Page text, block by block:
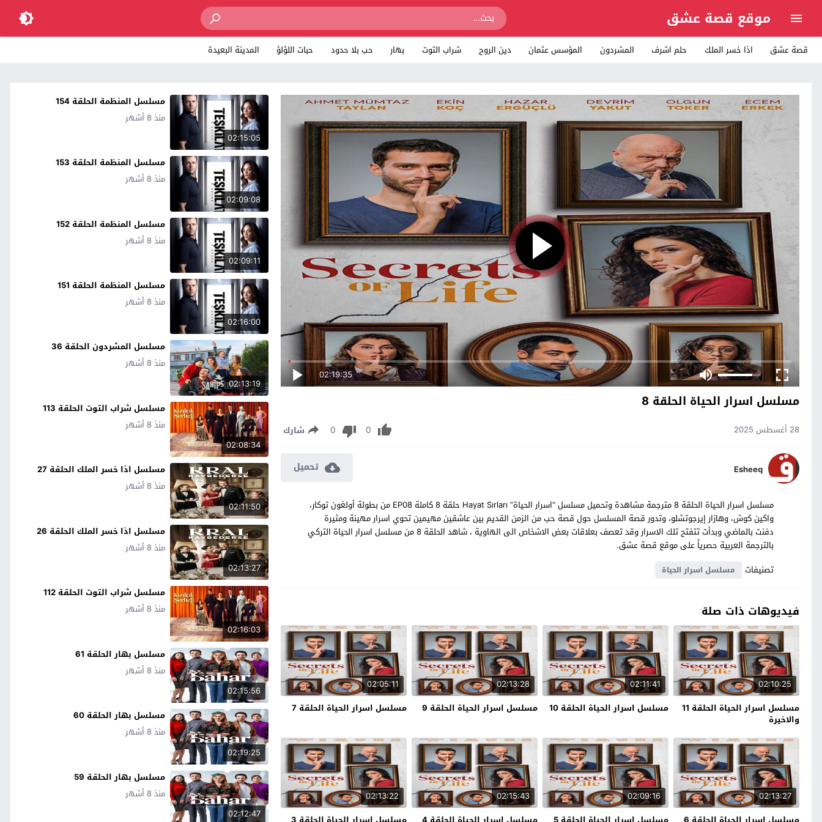
موقع قصة عشق
قصة عشق اذا خسر الملك حلم اشرف المشردون المؤسس عثمان دين الروح شراب التوت بهار حب بلا حدود حبات اللؤلؤ المدينة البعيدة
02:19:35
مسلسل اسرار الحياة الحلقة 8
28 أغسطس 2025 0
0 شارك
Esheeq تحميل
مسلسل اسرار الحياة الحلقة 8 مترجمة مشاهدة وتحميل مسلسل “اسرار الحياة” Hayat Sırları حلقة 8 كاملة EP08 من بطولة أولغون توكار،
واكين كوش، وهازار إيرجوتشلو، وتدور قصة المسلسل حول قصة حب من الزمن القديم بين عاشقين مهيمين تحوي اسرار مهينة ومثيرة
دفنت بالماضي وبدأت تتفتح تلك الاسرار وقد تعصف بعلاقات بعض الاشخاص الى الهاوية ، شاهد الحلقة 8 من مسلسل اسرار الحياة التركي
بالترجمة العربية حصرياً على موقع قصة عشق.
تصنيفات
مسلسل اسرار الحياة
فيديوهات ذات صلة
02:10:25
مسلسل اسرار الحياة الحلقة 11
والاخيرة
02:11:41
مسلسل اسرار الحياة الحلقة 10
02:13:28
مسلسل اسرار الحياة الحلقة 9
02:05:11
مسلسل اسرار الحياة الحلقة 7
02:13:27
02:09:16
02:15:43
02:13:22
02:15:05
مسلسل المنظمة الحلقة 154
منذ 8 أشهر
02:09:08
مسلسل المنظمة الحلقة 153
منذ 8 أشهر
02:09:11
مسلسل المنظمة الحلقة 152
منذ 8 أشهر
02:16:00
مسلسل المنظمة الحلقة 151
منذ 8 أشهر
02:13:19
مسلسل المشردون الحلقة 36
منذ 8 أشهر
02:08:34
مسلسل شراب التوت الحلقة 113
منذ 8 أشهر
02:11:50
مسلسل اذا خسر الملك الحلقة 27
منذ 8 أشهر
02:13:27
مسلسل اذا خسر الملك الحلقة 26
منذ 8 أشهر
02:16:03
مسلسل شراب التوت الحلقة 112
منذ 8 أشهر
02:15:56
مسلسل بهار الحلقة 61
منذ 8 أشهر
02:19:25
مسلسل بهار الحلقة 60
منذ 8 أشهر
02:12:47
مسلسل بهار الحلقة 59
منذ 8 أشهر